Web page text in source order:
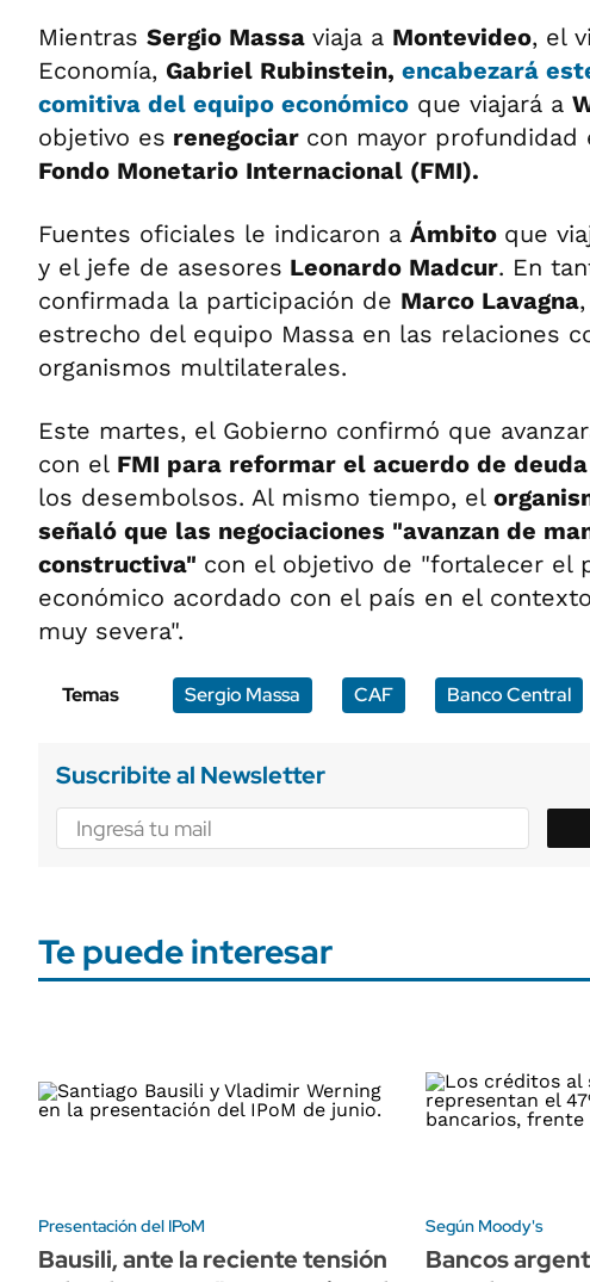
Mientras Sergio Massa viaja a Montevideo, el
Economía, Gabriel Rubinstein, encabezará
comitiva del equipo económico que viajará a
objetivo es renegociar con mayor profundidad
Fondo Monetario Internacional (FMI).
Fuentes oficiales le indicaron a Ámbito que
y el jefe de asesores Leonardo Madcur. En
confirmada la participación de Marco Lavagna
estrecho del equipo Massa en las relaciones
organismos multilaterales.
Este martes, el Gobierno confirmó que
con el FMI para reformar el acuerdo de deuda
los desembolsos. Al mismo tiempo, el
señaló que las negociaciones "avanzan de
constructiva" con el objetivo de "fortalecer el
económico acordado con el país en el
muy severa".
Temas Sergio Massa CAF Banco Central
Suscribite al Newsletter
Te puede interesar
Presentación del IPoM
Bausili, ante la reciente tensión
Según Moody's
Bancos